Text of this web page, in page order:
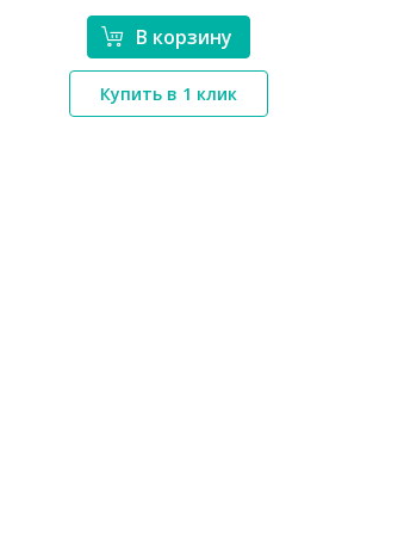
*}
В корзину
Купить в 1 клик